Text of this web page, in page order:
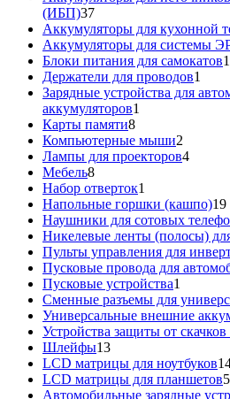
(ИБП)3737
товаров
Аккумуляторы для кухонной
Аккумуляторы для системы
Блоки питания для самокатов1
Держатели для проводов1
Зарядные устройства для
аккумуляторов1
Карты памяти88
товаров
Компьютерные мыши2
товара
Лампы для проекторов44
Мебель88
товаров
Набор отверток1
товар
Напольные горшки (кашпо)19
Наушники для сотовых
Никелевые ленты (полосы)
Пульты управления для
Пусковые провода для
Пусковые устройства1
товар
Сменные разъемы для
Универсальные внешние
Устройства защиты от
Шлейфы1313
товаров
LCD матрицы для ноутбуков
LCD матрицы для планшетов55
Автомобильные зарядные